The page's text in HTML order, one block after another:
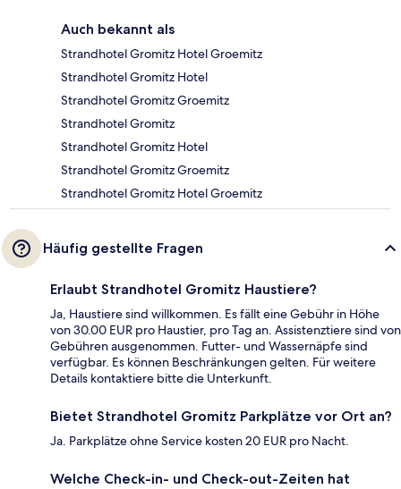
Auch bekannt als
Strandhotel Gromitz Hotel Groemitz
Strandhotel Gromitz Hotel
Strandhotel Gromitz Groemitz
Strandhotel Gromitz
Strandhotel Gromitz Hotel
Strandhotel Gromitz Groemitz
Strandhotel Gromitz Hotel Groemitz
Häufig gestellte Fragen
Erlaubt Strandhotel Gromitz Haustiere?
Ja, Haustiere sind willkommen. Es fällt eine Gebühr in Höhe
von 30.00 EUR pro Haustier, pro Tag an. Assistenztiere sind von
Gebühren ausgenommen. Futter- und Wassernäpfe sind
verfügbar. Es können Beschränkungen gelten. Für weitere
Details kontaktiere bitte die Unterkunft.
Bietet Strandhotel Gromitz Parkplätze vor Ort an?
Ja. Parkplätze ohne Service kosten 20 EUR pro Nacht.
Welche Check-in- und Check-out-Zeiten hat